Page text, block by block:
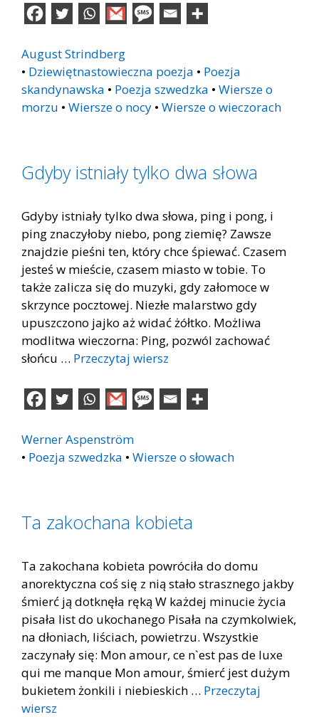
August Strindberg
• Dziewiętnastowieczna poezja • Poezja
skandynawska • Poezja szwedzka • Wiersze o
morzu • Wiersze o nocy • Wiersze o wieczorach
Gdyby istniały tylko dwa słowa
Gdyby istniały tylko dwa słowa, ping i pong, i
ping znaczyłoby niebo, pong ziemię? Zawsze
znajdzie pieśni ten, który chce śpiewać. Czasem
jesteś w mieście, czasem miasto w tobie. To
także zalicza się do muzyki, gdy załomoce w
skrzynce pocztowej. Niezłe malarstwo gdy
upuszczono jajko aż widać żółtko. Możliwa
modlitwa wieczorna: Ping, pozwól zachować
słońcu … Przeczytaj wiersz
Werner Aspenström
• Poezja szwedzka • Wiersze o słowach
Ta zakochana kobieta
Ta zakochana kobieta powróciła do domu
anorektyczna coś się z nią stało strasznego jakby
śmierć ją dotknęła ręką W każdej minucie życia
pisała list do ukochanego Pisała na czymkolwiek,
na dłoniach, liściach, powietrzu. Wszystkie
zaczynały się: Mon amour, ce n`est pas de luxe
qui me manque Mon amour, śmierć jest dużym
bukietem żonkili i niebieskich … Przeczytaj
wiersz